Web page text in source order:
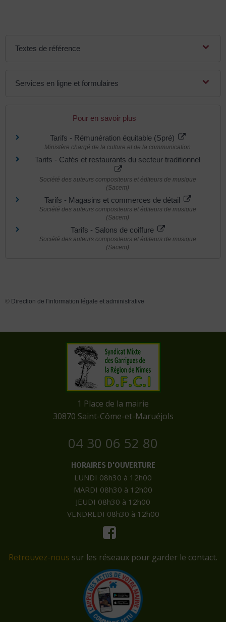
Textes de référence
Services en ligne et formulaires
Pour en savoir plus
Tarifs - Rémunération équitable (Spré)
Ministère chargé de la culture et de la communication
Tarifs - Cafés et restaurants du secteur traditionnel
Société des auteurs compositeurs et éditeurs de musique
(Sacem)
Tarifs - Magasins et commerces de détail
Société des auteurs compositeurs et éditeurs de musique
(Sacem)
Tarifs - Salons de coiffure
Société des auteurs compositeurs et éditeurs de musique
(Sacem)
© Direction de l'information légale et administrative
​1 Place de la mairie
​30870 Saint-Côme-et-Maruéjols
04 30 06 52 80
HORAIRES D'OUVERTURE
LUNDI 08h30 à 12h00
MARDI 08h30 à 12h00
JEUDI 08h30 à 12h00
VENDREDI 08h30 à 12h00
Retrouvez-nous sur les réseaux pour garder le contact.